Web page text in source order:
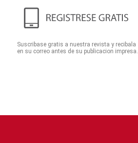
Suscribase gratis a nuestra revista y recibala
en su correo antes de su publicacion impresa.